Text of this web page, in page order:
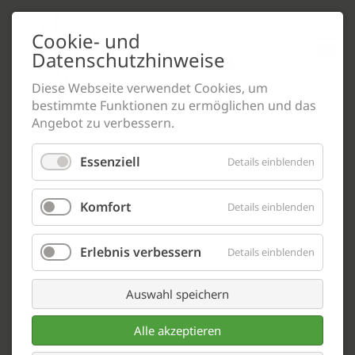
Schriftatelier Hoyer
Thomas Hoyer
Oranienstraße 25
52066 Aachen
Cookie- und
Datenschutzhinweise
Diese Webseite verwendet Cookies, um
bestimmte Funktionen zu ermöglichen und das
Angebot zu verbessern.
Essenziell Details einblenden
Komfort Details einblenden
Erlebnis verbessern Details einblenden
Auswahl speichern
Alle akzeptieren